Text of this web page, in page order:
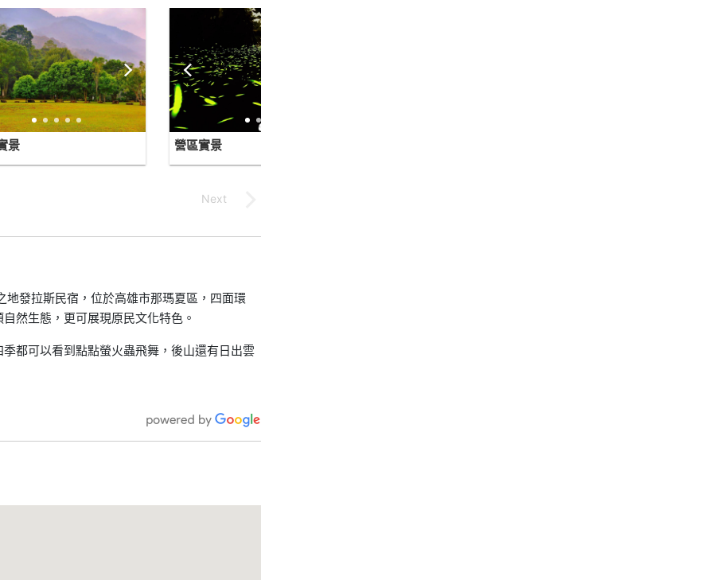
景 營區實景
發拉斯民宿，位於高雄市那瑪夏區，四面環
然生態，更可展現原民文化特色。
都可以看到點點螢火蟲飛舞，後山還有日出雲